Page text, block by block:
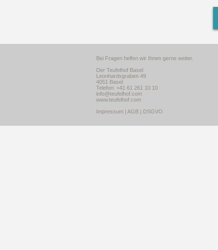
Bei Fragen helfen wir Ihnen gerne weiter.
Der Teufelhof Basel
Leonhardsgraben 49
4051 Basel
Telefon: +41 61 261 10 10
info@teufelhof.com
www.teufelhof.com
Impressum | AGB | DSGVO